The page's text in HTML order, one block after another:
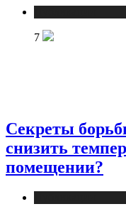
7
Секреты
снизить
помещении?